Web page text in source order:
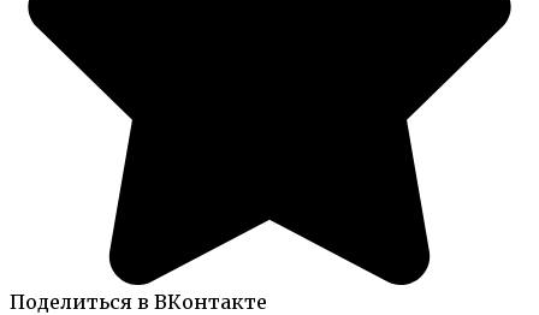
Поделиться в ВКонтакте